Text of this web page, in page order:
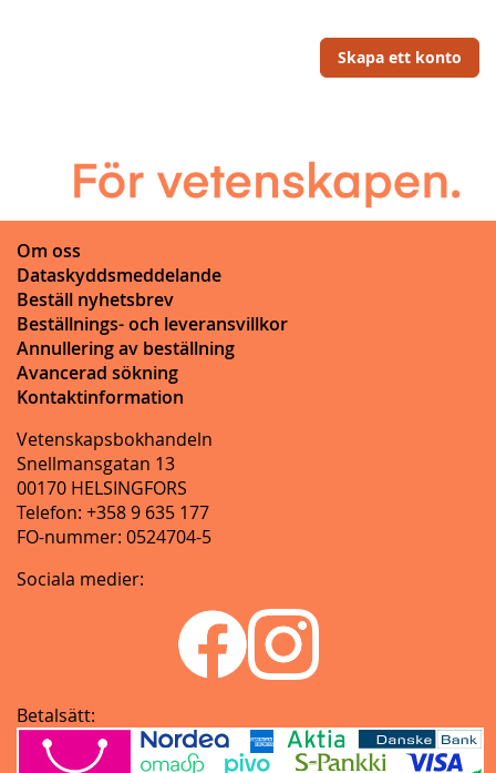
Skapa ett konto
Om oss
Dataskyddsmeddelande
Beställ nyhetsbrev
Beställnings- och leveransvillkor
Annullering av beställning
Avancerad sökning
Kontaktinformation
Vetenskapsbokhandeln
Snellmansgatan 13
00170 HELSINGFORS
Telefon: +358 9 635 177
FO-nummer: 0524704-5
Sociala medier:
Betalsätt: